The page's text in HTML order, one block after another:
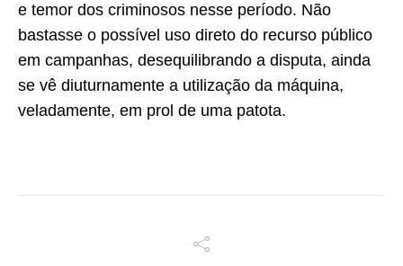
e temor dos criminosos nesse período. Não
bastasse o possível uso direto do recurso público
em campanhas, desequilibrando a disputa, ainda
se vê diuturnamente a utilização da máquina,
veladamente, em prol de uma patota.